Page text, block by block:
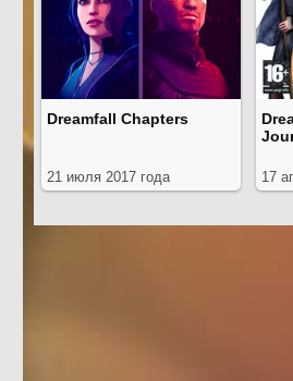
Dreamfall Chapters
21 июля 2017 года 17